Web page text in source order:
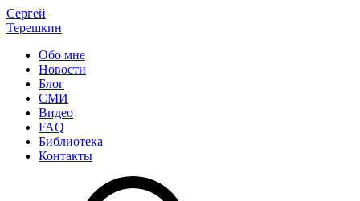
Сергей
Терешкин
Обо мне
Новости
Блог
СМИ
Видео
FAQ
Библиотека
Контакты